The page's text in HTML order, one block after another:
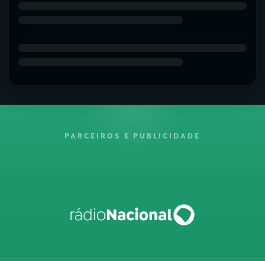
PARCEIROS E PUBLICIDADE